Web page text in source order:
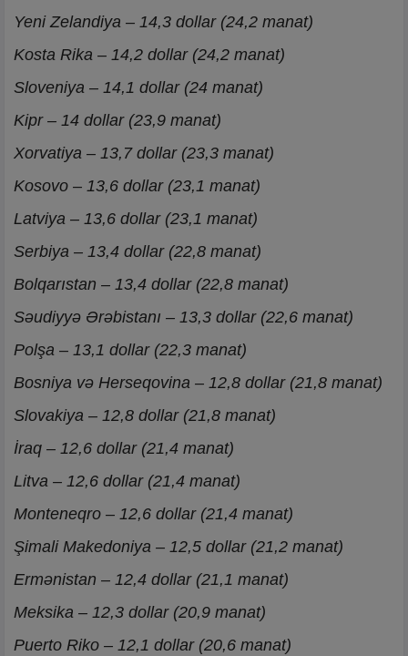
Yeni Zelandiya – 14,3 dollar (24,2 manat)
Kosta Rika – 14,2 dollar (24,2 manat)
Sloveniya – 14,1 dollar (24 manat)
Kipr – 14 dollar (23,9 manat)
Xorvatiya – 13,7 dollar (23,3 manat)
Kosovo – 13,6 dollar (23,1 manat)
Latviya – 13,6 dollar (23,1 manat)
Serbiya – 13,4 dollar (22,8 manat)
Bolqarıstan – 13,4 dollar (22,8 manat)
Səudiyyə Ərəbistanı – 13,3 dollar (22,6 manat)
Polşa – 13,1 dollar (22,3 manat)
Bosniya və Herseqovina – 12,8 dollar (21,8 manat)
Slovakiya – 12,8 dollar (21,8 manat)
İraq – 12,6 dollar (21,4 manat)
Litva – 12,6 dollar (21,4 manat)
Monteneqro – 12,6 dollar (21,4 manat)
Şimali Makedoniya – 12,5 dollar (21,2 manat)
Ermənistan – 12,4 dollar (21,1 manat)
Meksika – 12,3 dollar (20,9 manat)
Puerto Riko – 12,1 dollar (20,6 manat)